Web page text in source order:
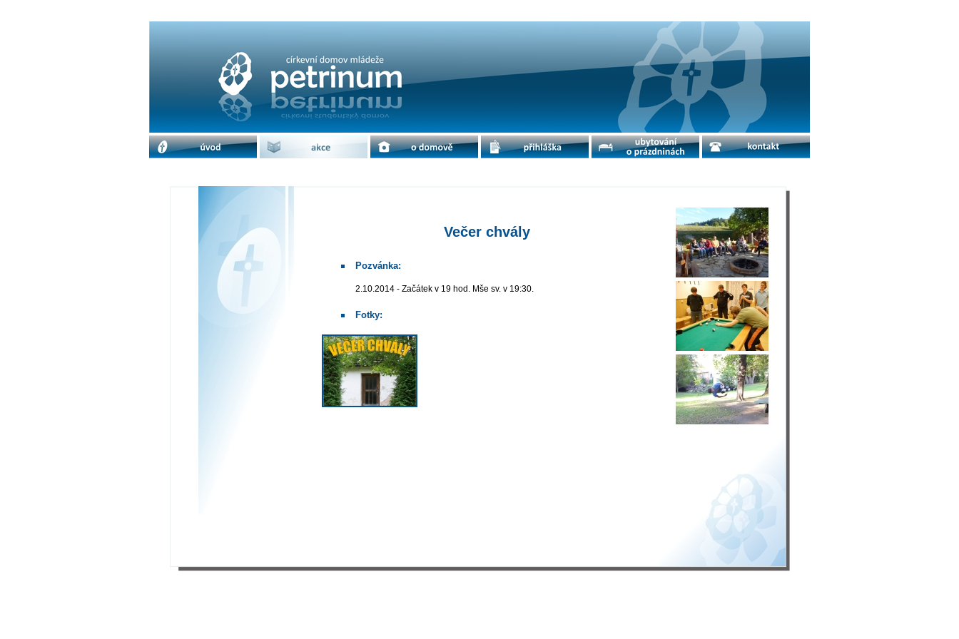
Večer chvály | cdm Petrinum
Večer chvály
Pozvánka:
2.10.2014 - Začátek v 19 hod. Mše sv. v 19:30.
Fotky:
úvod akce o domově přihláška ubytování o prázdninách kontakt